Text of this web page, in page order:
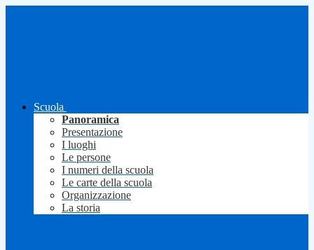
Scuola
Panoramica
Presentazione
I luoghi
Le persone
I numeri della scuola
Le carte della scuola
Organizzazione
La storia